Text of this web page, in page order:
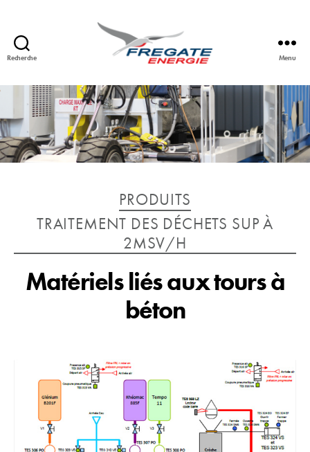
Recherche
ENERGIE
Menu
Catégories
PRODUITS
TRAITEMENT DES DÉCHETS SUP À
2MSV/H
Matériels liés aux tours à
béton